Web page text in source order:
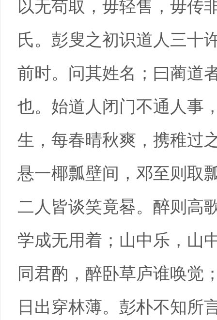
以无苟取，毋轻售，毋传
氏。彭叟之初识道人三十
前时。问其姓名；曰蔺道
也。始道人闭门不通人事
生，每春晴秋爽，携稚过
悬一椰瓢壁间，邓至则取
二人皆谈笑竟晷。醉则高
学成无用着；山中乐，山
同君酌，醉卧草庐谁唤觉
日出穿林薄。彭朴不知所